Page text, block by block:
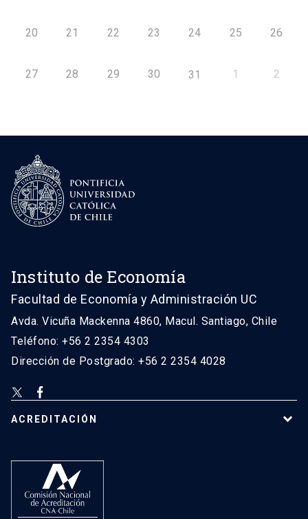
20 21 22 23 24 25 26
27 28 29 30 31 1 2
Instituto de Economía
Facultad de Economía y Administración UC
Avda. Vicuña Mackenna 4860, Macul. Santiago, Chile
Teléfono: +56 2 2354 4303
Dirección de Postgrado: +56 2 2354 4028
ACREDITACIÓN